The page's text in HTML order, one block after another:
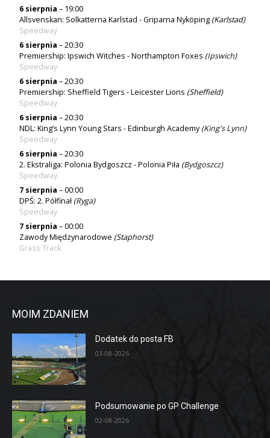
6 sierpnia – 19:00
Allsvenskan: Solkatterna Karlstad - Griparna Nyköping (Karlstad)
Speedway
6 sierpnia – 20:30
Premiership: Ipswich Witches - Northampton Foxes (Ipswich)
Speedway
6 sierpnia – 20:30
Premiership: Sheffield Tigers - Leicester Lions (Sheffield)
Speedway
6 sierpnia – 20:30
NDL: King’s Lynn Young Stars - Edinburgh Academy(King's Lynn)
Speedway
6 sierpnia – 20:30
2. Ekstraliga: Polonia Bydgoszcz - Polonia Piła (Bydgoszcz)
Speedway
7 sierpnia – 00:00
DPŚ: 2. Półfinał(Ryga)
Speedway
7 sierpnia – 00:00
Zawody Międzynarodowe (Staphorst)
Grass Track
MOIM ZDANIEM
Dodatek do posta FB
03-08-2026
Podsumowanie po GP Challenge
02-08-2026